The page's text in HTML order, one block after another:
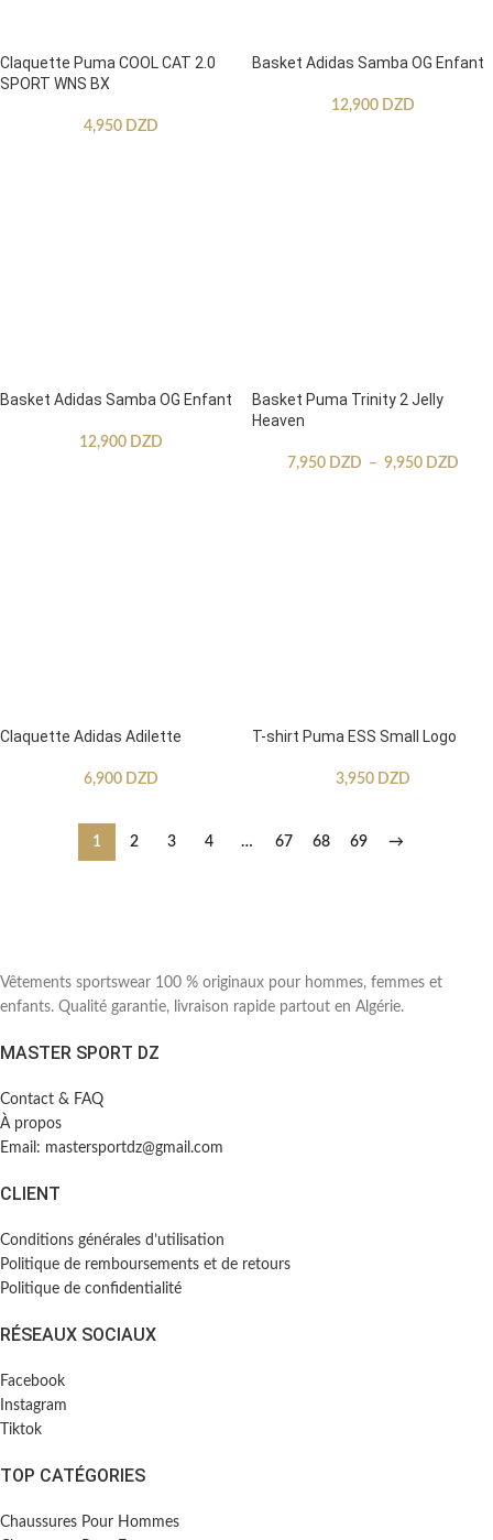
Claquette Puma COOL CAT 2.0
SPORT WNS BX
4,950 DZD
Basket Adidas Samba OG Enfant
12,900 DZD
Basket Adidas Samba OG Enfant
12,900 DZD
Basket Puma Trinity 2 Jelly
Heaven
7,950 DZD – 9,950 DZD
Claquette Adidas Adilette
6,900 DZD
T-shirt Puma ESS Small Logo
3,950 DZD
1 2 3 4 … 67 68 69 →
Vêtements sportswear 100 % originaux pour hommes, femmes et
enfants. Qualité garantie, livraison rapide partout en Algérie.
MASTER SPORT DZ
Contact & FAQ
À propos
Email: mastersportdz@gmail.com
CLIENT
Conditions générales d’utilisation
Politique de remboursements et de retours
Politique de confidentialité
RÉSEAUX SOCIAUX
Facebook
Instagram
Tiktok
TOP CATÉGORIES
Chaussures Pour Hommes